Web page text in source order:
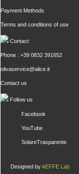
Payment Methods
Terms and conditions of use
Contact
Phone : +39 0832 391652
olivaservice@alice.it
Contact us
Follow us
Facebook
YouTube
SolareTrasparente
Designed byAEFFE Lab